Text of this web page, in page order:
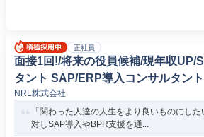
正社員
面接1回!/将来の役員候補/現年収UP/
タント SAP/ERP導入コンサルタント
NRL株式会社
「関わった人達の人生をより良いものにし
対しSAP導入やBPR支援を通...